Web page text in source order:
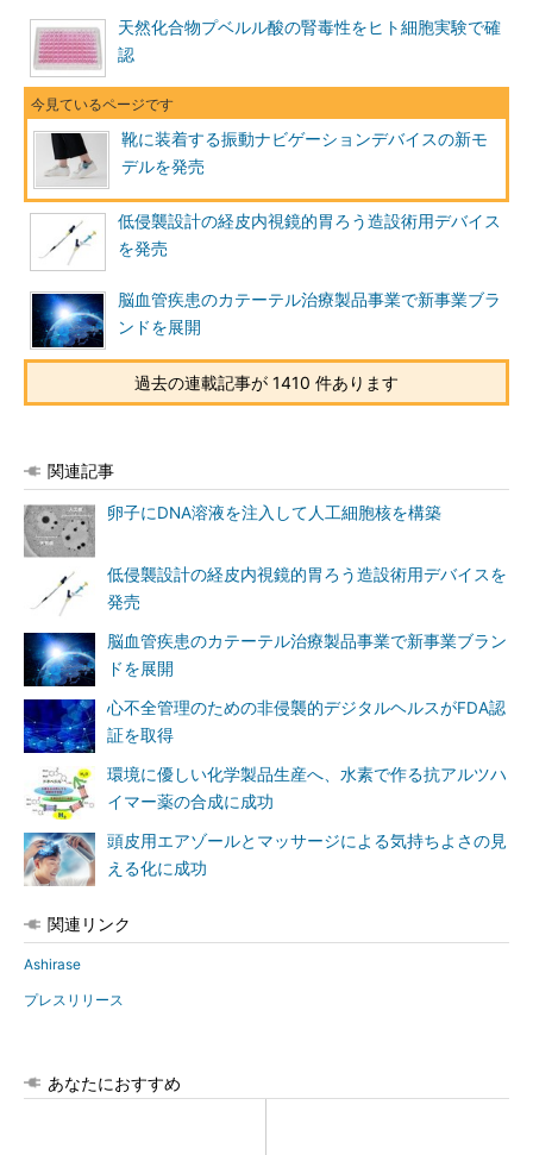
天然化合物プベルル酸の腎毒性をヒト細胞実験で確
認
靴に装着する振動ナビゲーションデバイスの新モ
デルを発売
低侵襲設計の経皮内視鏡的胃ろう造設術用デバイス
を発売
脳血管疾患のカテーテル治療製品事業で新事業ブラ
ンドを展開
過去の連載記事が 1410 件あります
関連記事
卵子にDNA溶液を注入して人工細胞核を構築
低侵襲設計の経皮内視鏡的胃ろう造設術用デバイスを
発売
脳血管疾患のカテーテル治療製品事業で新事業ブラン
ドを展開
心不全管理のための非侵襲的デジタルヘルスがFDA認
証を取得
環境に優しい化学製品生産へ、水素で作る抗アルツハ
イマー薬の合成に成功
頭皮用エアゾールとマッサージによる気持ちよさの見
える化に成功
関連リンク
Ashirase
プレスリリース
あなたにおすすめ